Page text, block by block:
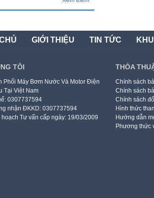
GIỚI THIỆU TIN TỨC
TÔI
Phối Máy Bơm Nước Và Motor Điện
Tại Việt Nam
0307737594
nhận ĐKKD: 0307737594
Tư vấn cấp ngày: 19/03/2009
THỎA
Chính sách
Chính sách
Chính sách
Hình thức
Hướng dẫn
Phương thức